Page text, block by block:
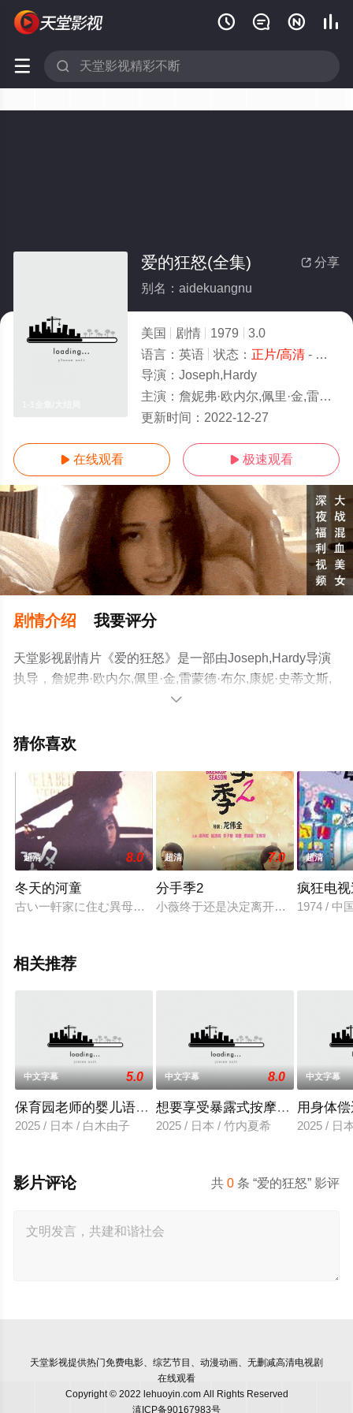
   
 
 分享
爱的狂怒(全集)
别名：aidekuangnu
美国 剧情 1979
3.0
语言： 英语 状态： 正片/高清- 免费在线观看
导演： Joseph,Hardy
主演： 詹妮弗·欧内尔,佩里·金,雷蒙德·布尔,康妮·史蒂文斯,罗伯特·里德,埃德·劳特尔
更新时间： 2022-12-27
 在线观看  极速观看
剧情介绍 我要评分
天堂影视剧情片《爱的狂怒》是一部由Joseph,Hardy导演
执导，詹妮弗·欧内尔,佩里·金,雷蒙德·布尔,康妮·史蒂文斯,
罗伯特·里德,埃德·劳特尔等明星演员精彩演绎的美国电影，
完整版电影大全就上天堂电影网，更多相关信息可移步至

猜你喜欢
超清 8.0
冬天的河童
古い一軒家に住む異母兄弟、一太郎、タケシ、ツグオ。家を
超清 7.0
分手季2
小薇终于还是决定离开青华，去追求
超清
疯狂电
1974 / 中
相关推荐
中文字幕 5.0
保育园老师的婴儿语让人超兴奋
2025 / 日本 / 白木由子
中文字幕 8.0
想要享受暴露式按摩的已婚女子
2025 / 日本 / 竹内夏希
中文字幕
用身体
2025 / 日
共0 条 “爱的狂怒” 影评
影片评论
天堂影视提供热门免费电影、综艺节目、动漫动画、无删减高清电视剧
在线观看
Copyright © 2022 lehuoyin.com All Rights Reserved
滇ICP备90167983号